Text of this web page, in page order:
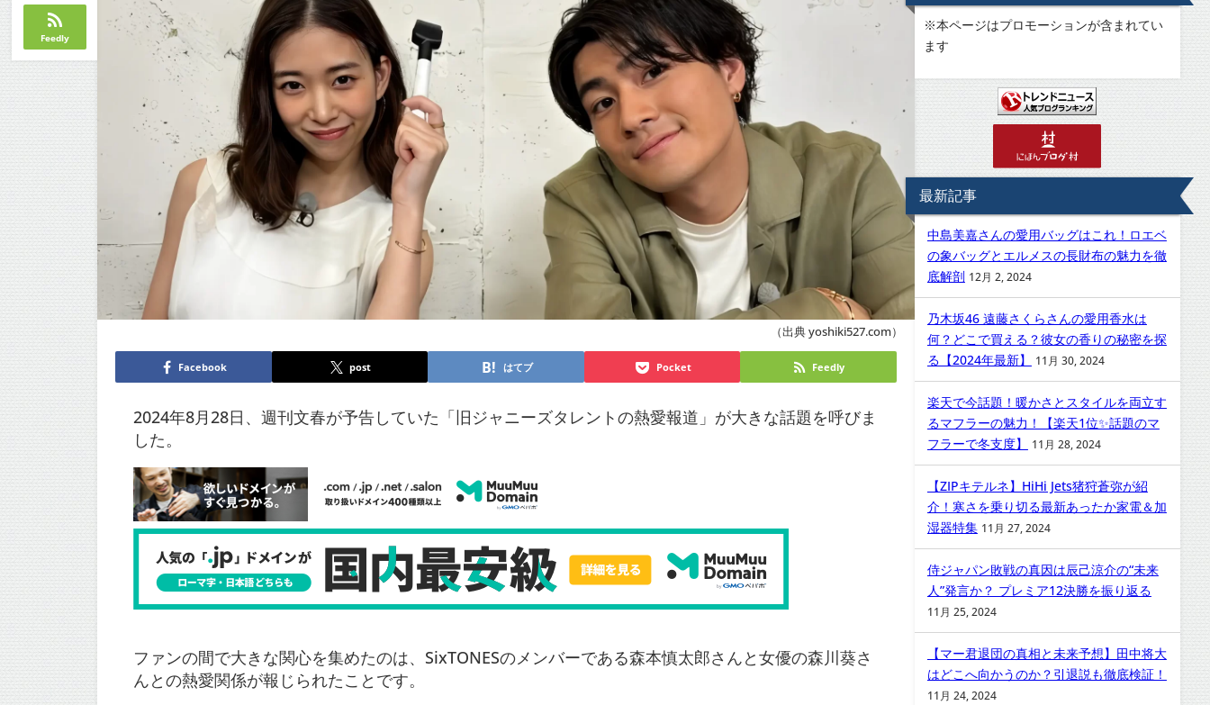
Feedly
（出典 yoshiki527.com）
Facebook post はてブ Pocket Feedly
2024年8月28日、週刊文春が予告していた「旧ジャニーズタレントの熱愛報道」が大きな話題を呼びま
した。
ファンの間で大きな関心を集めたのは、SixTONESのメンバーである森本慎太郎さんと女優の森川葵さ
んとの熱愛関係が報じられたことです。
※本ページはプロモーションが含まれてい
ます
最新記事
中島美嘉さんの愛用バッグはこれ！ロエベ
の象バッグとエルメスの長財布の魅力を徹
底解剖 12月 2, 2024
乃木坂46 遠藤さくらさんの愛用香水は
何？どこで買える？彼女の香りの秘密を探
る【2024年最新】
11月 30, 2024
楽天で今話題！暖かさとスタイルを両立す
るマフラーの魅力！【楽天1位✨話題のマ
フラーで冬支度】
11月 28, 2024
【ZIPキテルネ】HiHi Jets猪狩蒼弥が紹
介！寒さを乗り切る最新あったか家電＆加
湿器特集 11月 27, 2024
侍ジャパン敗戦の真因は辰己涼介の“未来
人”発言か？ プレミア12決勝を振り返る
11月 25, 2024
【マー君退団の真相と未来予想】田中将大
はどこへ向かうのか？引退説も徹底検証！
11月 24, 2024